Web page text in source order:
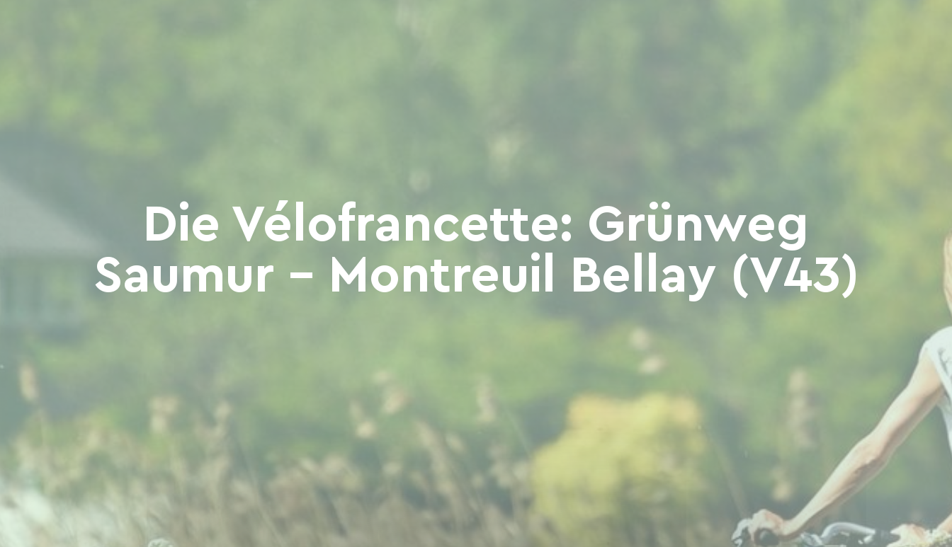
Die Vélofrancette: Grünweg
Saumur – Montreuil Bellay (V43)